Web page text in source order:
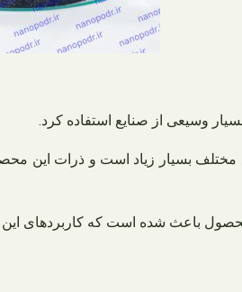
وسیعی از صنایع استفاده کرد.
مختلف بسیار زیاد است و ذرات
باعث شده است که کاربردهای این